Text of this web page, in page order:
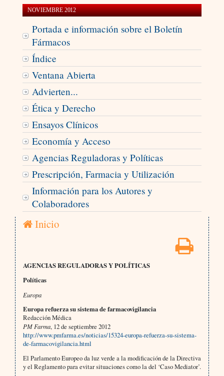
NOVIEMBRE 2012
Portada e información sobre el Boletín
Fármacos
Índice
Ventana Abierta
Advierten...
Ética y Derecho
Ensayos Clínicos
Economía y Acceso
Agencias Reguladoras y Políticas
Prescripción, Farmacia y Utilización
Información para los Autores y
Colaboradores
Inicio
AGENCIAS REGULADORAS Y POLÍTICAS
Políticas
Europa
Europa refuerza su sistema de farmacovigilancia
Redacción Médica
PM Farma, 12 de septiembre 2012
http://www.pmfarma.es/noticias/15324-europa-refuerza-su-sistema-
de-farmacovigilancia.html
El Parlamento Europeo da luz verde a la modificación de la Directiva
y el Reglamento para evitar situaciones como la del ‘Caso Mediator’.